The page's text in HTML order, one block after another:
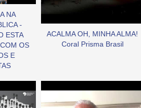
NA
-
ESTA
OS
E
ACALMA OH, MINHA ALMA!
Coral Prisma Brasil